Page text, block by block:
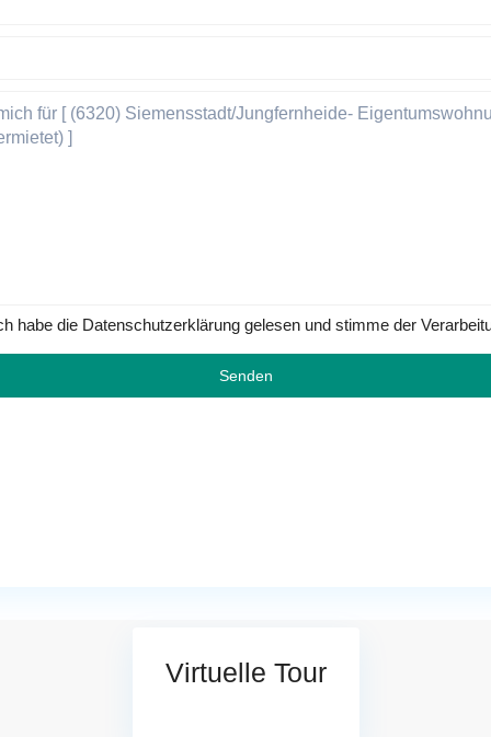
habe die Datenschutzerklärung gelesen und stimme der
Virtuelle Tour